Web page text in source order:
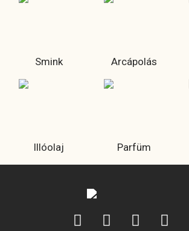
Smink Arcápolás
Illóolaj Parfüm